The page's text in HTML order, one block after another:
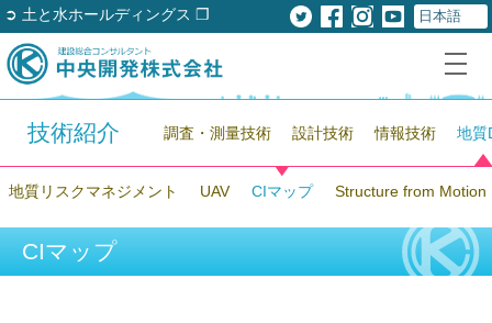
➲ 土と水ホールディングス ❐
技術紹介 調査・測量技術 設計技術 情報技術 地質
地質リスクマネジメント UAV CIマップ Structure from Motion
CIマップ